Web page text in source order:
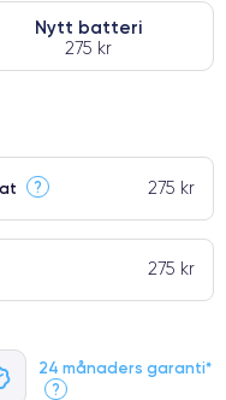
24 månaders garanti*
?
Nytt batteri
275 kr
? 275 kr
275 kr